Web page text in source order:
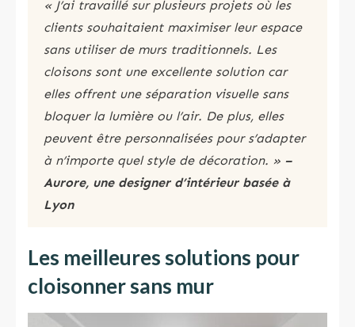
« J’ai travaillé sur plusieurs projets où les
clients souhaitaient maximiser leur espace
sans utiliser de murs traditionnels. Les
cloisons sont une excellente solution car
elles offrent une séparation visuelle sans
bloquer la lumière ou l’air. De plus, elles
peuvent être personnalisées pour s’adapter
à n’importe quel style de décoration. » –
Aurore, une designer d’intérieur basée à
Lyon
Les meilleures solutions pour
cloisonner sans mur